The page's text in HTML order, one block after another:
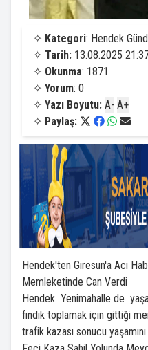
✧ Kategori: Hendek
✧ Tarih: 13.08.2025
✧ Okunma: 1871
✧ Yorum: 0
✧ Yazı Boyutu: A- A+
✧ Paylaş:
​Hendek'ten Giresun'a Acı
Memleketinde Can Verdi
​Hendek Yenimahalle de
fındık toplamak için gittiği
trafik kazası sonucu